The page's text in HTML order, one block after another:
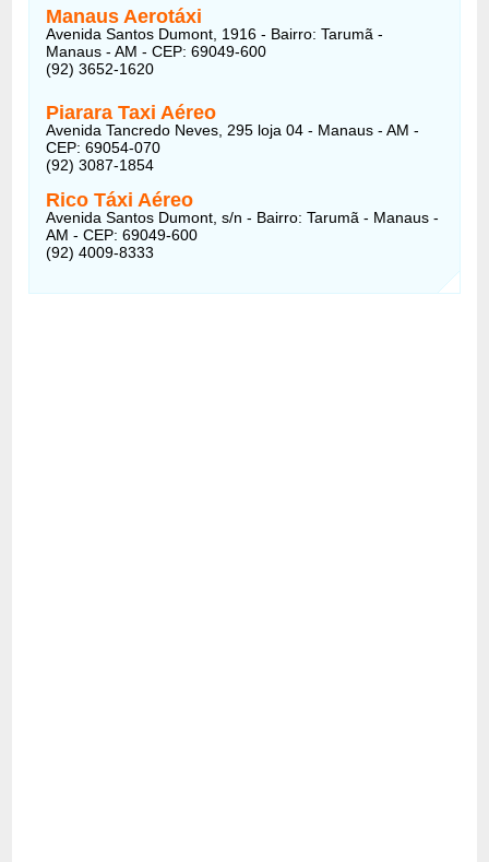
Manaus Aerotáxi
Avenida Santos Dumont, 1916 - Bairro: Tarumã -
Manaus - AM - CEP: 69049-600
(92) 3652-1620
Piarara Taxi Aéreo
Avenida Tancredo Neves, 295 loja 04 - Manaus - AM -
CEP: 69054-070
(92) 3087-1854
Rico Táxi Aéreo
Avenida Santos Dumont, s/n - Bairro: Tarumã - Manaus -
AM - CEP: 69049-600
(92) 4009-8333